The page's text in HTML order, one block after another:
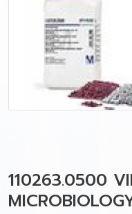
110263.0500